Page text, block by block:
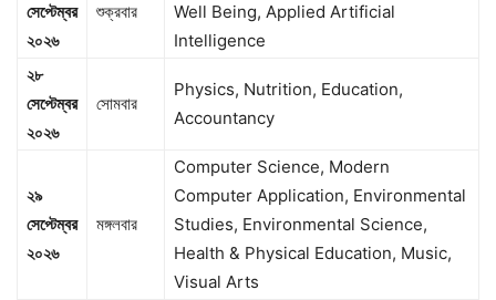
সেপ্টেম্বর
২০২৬
শুক্রবার
Well Being, Applied Artificial
Intelligence
২৮
সেপ্টেম্বর
২০২৬
সোমবার
Physics, Nutrition, Education,
Accountancy
২৯
সেপ্টেম্বর
২০২৬
মঙ্গলবার
Computer Science, Modern
Computer Application, Environmental
Studies, Environmental Science,
Health & Physical Education, Music,
Visual Arts